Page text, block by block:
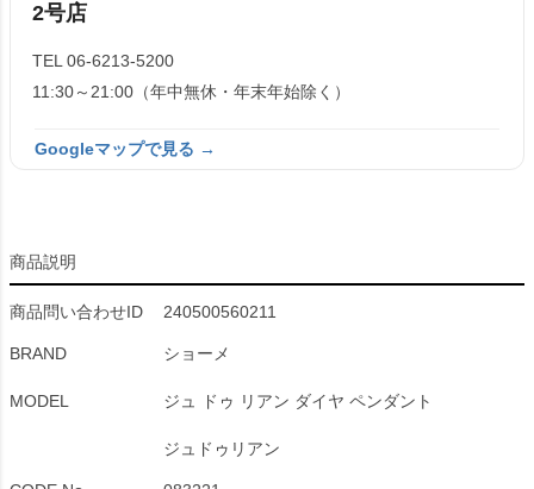
2号店
TEL 06-6213-5200
11:30～21:00（年中無休・年末年始除く）
Googleマップで見る →
商品説明
商品問い合わせID 240500560211
BRAND ショーメ
MODEL ジュ ドゥ リアン ダイヤ ペンダント
ジュドゥリアン